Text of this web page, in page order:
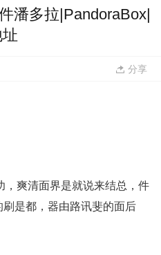
潘多拉|PandoraBox|
分享
，爽清面界是就说来结总，件
是都，器由路讯斐的面后